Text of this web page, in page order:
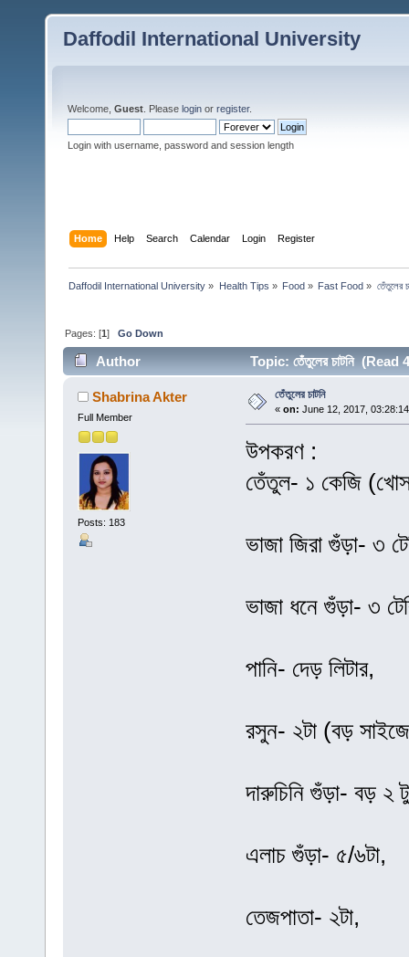
Daffodil International University
Welcome, Guest . Please login or register.
Login with username, password and session length
Home Help Search Calendar Login Register
Daffodil International University » Health Tips » Food» Fast Food » তেঁতুলের
Pages: [1]Go Down
Author Topic: তেঁতুলের চাটনি
Shabrina Akter
Full Member
Posts: 183
তেঁতুলের চাটনি
« on: June 12, 2017,
উপকরণ :
তেঁতুল- ১ কেজি
ভাজা জিরা গুঁড়া- ৩
ভাজা ধনে গুঁড়া- ৩
পানি- দেড় লিটার,
রসুন- ২টা (বড়
দারুচিনি গুঁড়া- বড় ২
এলাচ গুঁড়া- ৫/৬টা,
তেজপাতা- ২টা,